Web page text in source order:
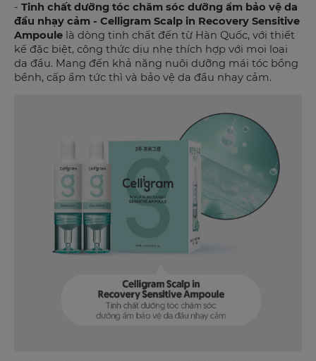
- Tinh chất dưỡng tóc chăm sóc dưỡng ẩm bảo vệ da
đầu nhạy cảm - Celligram Scalp in Recovery Sensitive
Ampoule là dòng tinh chất đến từ Hàn Quốc, với thiết
kế đặc biệt, công thức dịu nhẹ thích hợp với mọi loại
da đầu. Mang đến khả năng nuôi dưỡng mái tóc bồng
bềnh, cấp ẩm tức thì và bảo vệ da đầu nhạy cảm.